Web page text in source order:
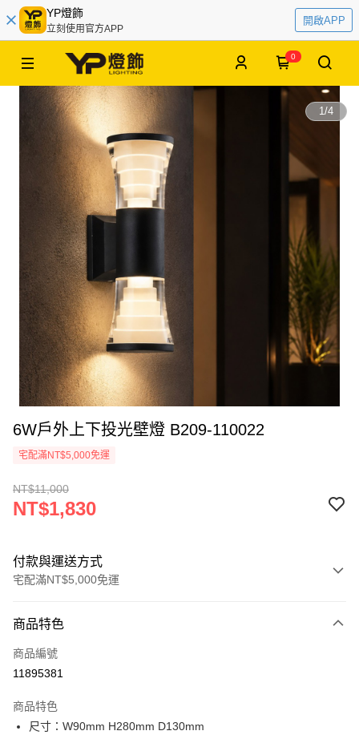
YP燈飾
立刻使用官方APP
開啟APP
0
1/4
6W戶外上下投光壁燈 B209-110022
宅配滿NT$5,000免運
NT$11,000
NT$1,830
付款與運送方式
宅配滿NT$5,000免運
信用卡一次付款
LINE Pay
街口支付
商品特色
商品編號
11895381
商品特色
尺寸：W90mm H280mm D130mm